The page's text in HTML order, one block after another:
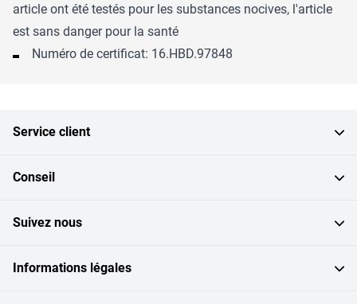
article ont été testés pour les substances nocives, l'article
est sans danger pour la santé
Numéro de certificat: 16.HBD.97848
Service client
Conseil
Suivez nous
Informations légales